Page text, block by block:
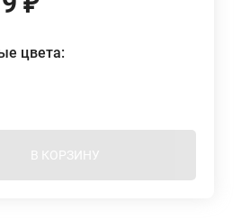
цвета:
В КОРЗИНУ